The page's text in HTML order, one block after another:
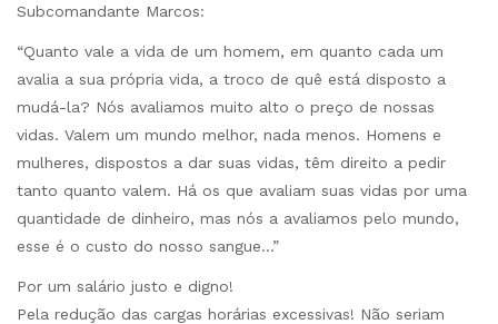
Subcomandante Marcos:
“Quanto vale a vida de um homem, em quanto cada um
avalia a sua própria vida, a troco de quê está disposto a
mudá-la? Nós avaliamos muito alto o preço de nossas
vidas. Valem um mundo melhor, nada menos. Homens e
mulheres, dispostos a dar suas vidas, têm direito a pedir
tanto quanto valem. Há os que avaliam suas vidas por uma
quantidade de dinheiro, mas nós a avaliamos pelo mundo,
esse é o custo do nosso sangue…”
Por um salário justo e digno!
Pela redução das cargas horárias excessivas! Não seriam